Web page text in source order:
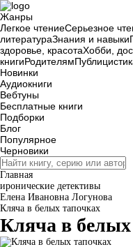
Жанры
Легкое чтениеСерьезное
литератураЗнания и навыки
здоровье, красотаХобби,
книгиРодителям
Новинки
Аудиокниги
Вебтуны
Бесплатные книги
Подборки
Блог
Популярное
Черновики
Главная
иронические детективы
Елена Ивановна Логунова
Кляча в белых тапочках
Кляча в